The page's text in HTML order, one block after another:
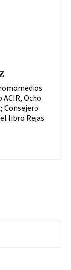
ACIR, Ocho
Consejero
libro Rejas